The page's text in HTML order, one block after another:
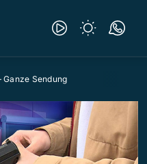
Sendung